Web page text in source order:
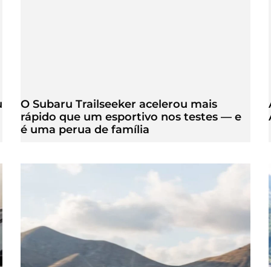
O Subaru Trailseeker acelerou mais
rápido que um esportivo nos testes — e
é uma perua de família